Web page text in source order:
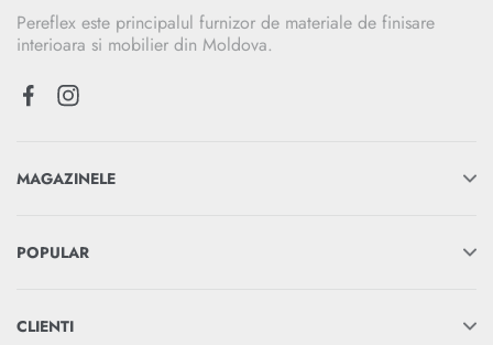
Pereflex este principalul furnizor de materiale de finisare
interioara si mobilier din Moldova.
MAGAZINELE
POPULAR
CLIENTI